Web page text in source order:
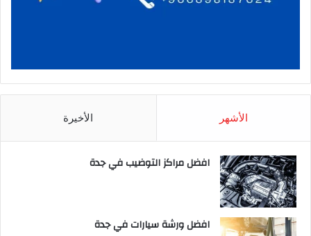
الأشهر الأخيرة
افضل مراكز التوضيب في جدة
افضل ورشة سيارات في جدة